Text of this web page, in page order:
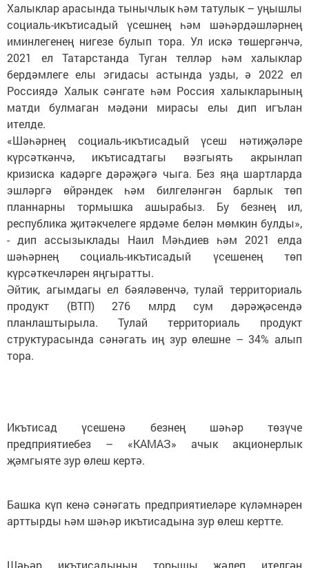
Халыклар арасында тынычлык һәм татулык – уңышлы
социаль-икътисадый үсешнең һәм шәһәрдәшләрнең
иминлегенең нигезе булып тора. Ул искә төшергәнчә,
2021 ел Татарстанда Туган телләр һәм халыклар
бердәмлеге елы эгидасы астында узды, ә 2022 ел
Россиядә Халык сәнгате һәм Россия халыкларының
матди булмаган мәдәни мирасы елы дип игълан
ителде.
«Шәһәрнең социаль-икътисадый үсеш нәтиҗәләре
күрсәткәнчә, икътисадтагы вәзгыять акрынлап
кризиска кадәрге дәрәҗәгә чыга. Без яңа шартларда
эшләргә өйрәндек һәм билгеләнгән барлык төп
планнарны тормышка ашырабыз. Бу безнең ил,
республика җитәкчелеге ярдәме белән мөмкин булды»,
- дип ассызыклады Наил Мәһдиев һәм 2021 елда
шәһәрнең социаль-икътисадый үсешенең төп
күрсәткечләрен яңгыратты.
Әйтик, агымдагы ел бәяләвенчә, тулай территориаль
продукт (ВТП) 276 млрд сум дәрәҗәсендә
планлаштырыла. Тулай территориаль продукт
структурасында сәнәгать иң зур өлешне – 34% алып
тора.
Икътисад үсешенә безнең шәһәр төзүче
предприятиебез – «КАМАЗ» ачык акционерлык
җәмгыяте зур өлеш кертә.
Башка күп кенә сәнәгать предприятиеләре күләмнәрен
арттырды һәм шәһәр икътисадына зур өлеш кертте.
Шәһәр икътисадының торышы җәлеп ителгән